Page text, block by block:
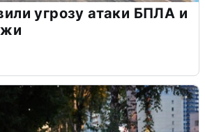
угрозу атаки БПЛА и